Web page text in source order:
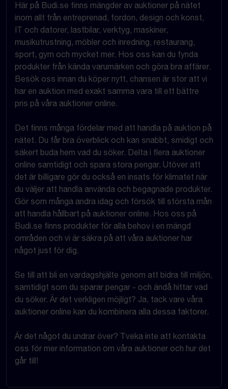
Här på Budi.se finns mängder av auktioner på nätet
inom allt från entreprenad, fordon, design och konst,
IT och datorer, lastbilar, verktyg, maskiner,
musikutrustning, möbler och inredning, restaurang,
sport, gym och mycket mer. Hos oss kan du fynda
produkter från kända varumärken och göra bra affärer.
Besök oss innan du köper nytt, chansen är stor att vi
har en auktion med exakt samma vara till ett bättre
pris på våra auktioner online.
Det finns många fördelar med att handla på auktion på
nätet. Du får bra överblick och kan snabbt, smidigt och
säkert buda hem vad du söker. Delta i flera auktioner
online samtidigt och spara stora pengar. Utöver att
det är billigare gör du också en insats för klimatet när
du väljer att handla använda och begagnade produkter.
Gör som många andra idag och försök till största mån
att handla hållbart på auktioner online. Hos oss på
Budi.se finns produkter för alla behov i en mängd
områden och vi är säkra på att våra auktioner har
något just för dig.
Se till att bli en vardagshjälte genom att bidra till miljön,
samtidigt som du sparar pengar - och ändå hittar vad
du söker. Är det verkligen möjligt? Ja, tack vare våra
auktioner online kan du kombinera alla dessa faktorer.
Är det något du undrar över? Tveka inte att kontakta
oss för mer information om våra auktioner och hur det
går till!